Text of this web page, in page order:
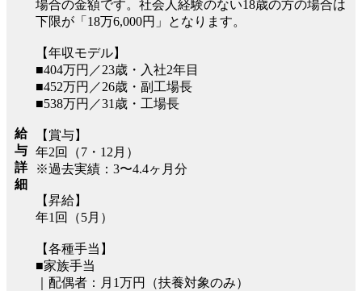
給
与
詳
細
場合の金額です。社会人経験のない18歳の方の場合は
下限が「18万6,000円」となります。
【年収モデル】
■404万円／23歳・入社2年目
■452万円／26歳・副工場長
■538万円／31歳・工場長
【賞与】
年2回（7・12月）
※過去実績：3〜4.4ヶ月分
【昇給】
年1回（5月）
【各種手当】
■家族手当
｜配偶者：月1万円（扶養対象のみ）